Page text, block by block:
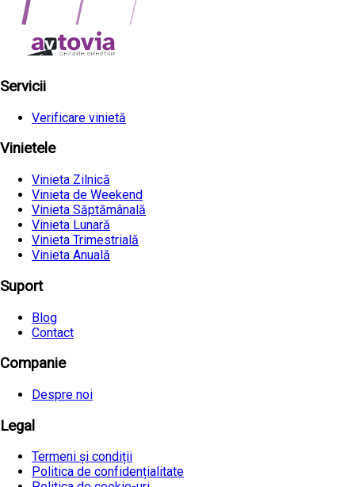
Servicii
Verificare vinietă
Vinietele
Vinieta Zilnică
Vinieta de Weekend
Vinieta Săptămânală
Vinieta Lunară
Vinieta Trimestrială
Vinieta Anuală
Suport
Blog
Contact
Companie
Despre noi
Legal
Termeni și condiții
Politica de confidențialitate